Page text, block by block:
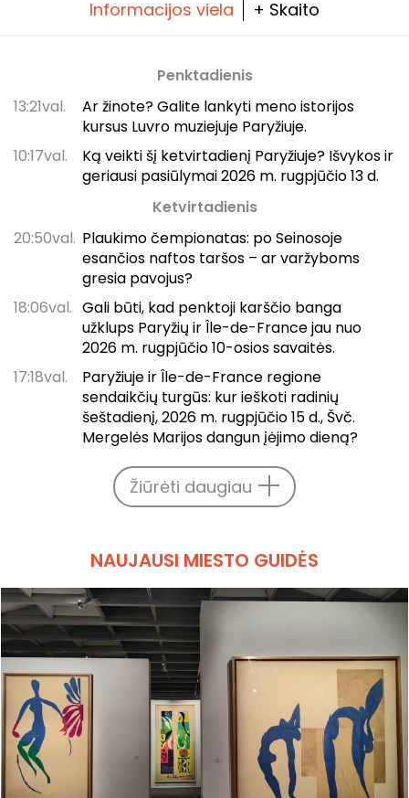
Informacijos viela + Skaito
Penktadienis
13:21val.
Ar žinote? Galite lankyti meno istorijos
kursus Luvro muziejuje Paryžiuje.
10:17val.
Ką veikti šį ketvirtadienį Paryžiuje? Išvykos ir
geriausi pasiūlymai 2026 m. rugpjūčio 13 d.
Ketvirtadienis
20:50val. Plaukimo čempionatas: po Seinosoje
esančios naftos taršos – ar varžyboms
gresia pavojus?
18:06val. Gali būti, kad penktoji karščio banga
užklups Paryžių ir Île-de-France jau nuo
2026 m. rugpjūčio 10-osios savaitės.
17:18val.
Paryžiuje ir Île-de-France regione
sendaikčių turgūs: kur ieškoti radinių
šeštadienį, 2026 m. rugpjūčio 15 d., Švč.
Mergelės Marijos dangun įėjimo dieną?
Žiūrėti daugiau
NAUJAUSI MIESTO GUIDĖS